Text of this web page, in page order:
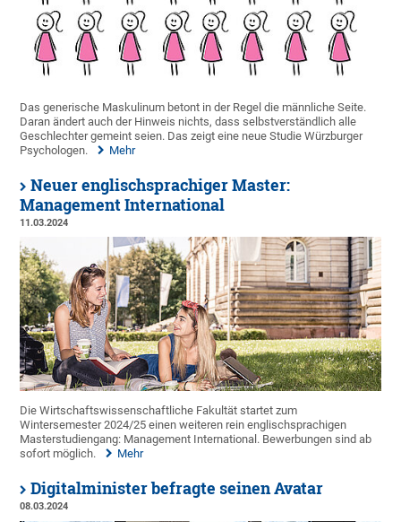
Das generische Maskulinum betont in der Regel die männliche Seite.
Daran ändert auch der Hinweis nichts, dass selbstverständlich alle
Geschlechter gemeint seien. Das zeigt eine neue Studie Würzburger
Psychologen.
Mehr
Neuer englischsprachiger Master:
Management International
11.03.2024
Die Wirtschaftswissenschaftliche Fakultät startet zum
Wintersemester 2024/25 einen weiteren rein englischsprachigen
Masterstudiengang: Management International. Bewerbungen sind ab
sofort möglich.
Mehr
Digitalminister befragte seinen Avatar
08.03.2024